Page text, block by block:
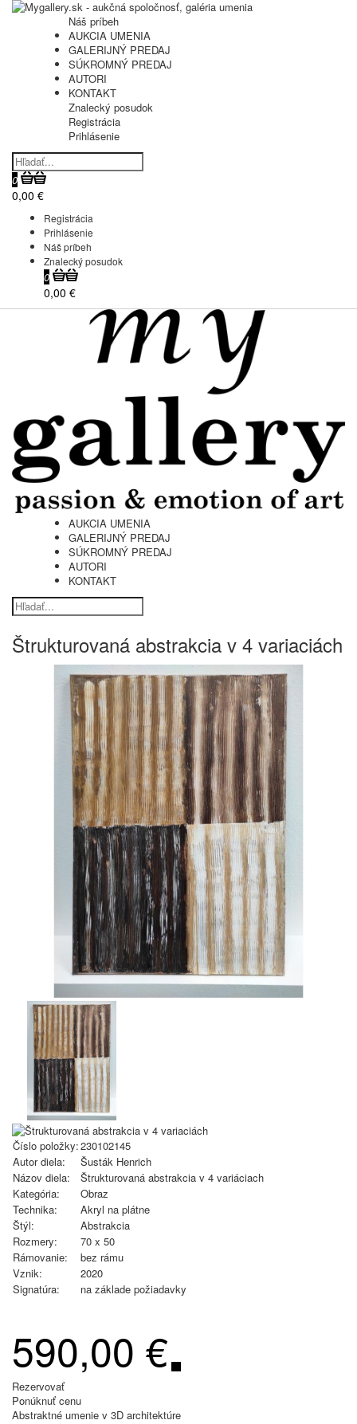
Náš príbeh
AUKCIA UMENIA
GALERIJNÝ PREDAJ
SÚKROMNÝ PREDAJ
AUTORI
KONTAKT
Znalecký posudok
Registrácia
Prihlásenie
0
0,00 €
Registrácia
Prihlásenie
Náš príbeh
Znalecký posudok
0
0,00 €
AUKCIA UMENIA
GALERIJNÝ PREDAJ
SÚKROMNÝ PREDAJ
AUTORI
KONTAKT
Štrukturovaná abstrakcia v 4 variaciách
Číslo položky:230102145
Autor diela:
Šusták Henrich
Názov diela:
Štrukturovaná abstrakcia v 4 variáciach
Kategória:
Obraz
Technika:
Akryl na plátne
Štýl:
Abstrakcia
Rozmery:
70 x 50
Rámovanie:
bez rámu
Vznik:
2020
Signatúra:
na základe požiadavky
590,00 €
Rezervovať
Ponúknuť cenu
Abstraktné umenie v 3D architektúre